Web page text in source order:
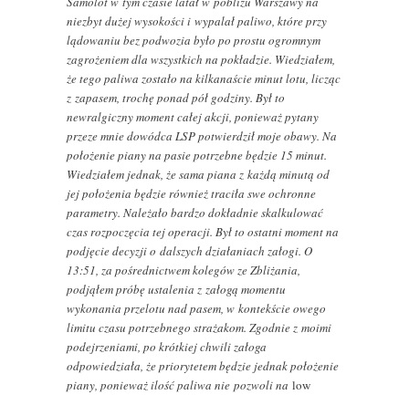
niezbyt dużej wysokości i wypalał paliwo, które przy
lądowaniu bez podwozia było po prostu ogromnym
zagrożeniem dla wszystkich na pokładzie. Wiedziałem,
że tego paliwa zostało na kilkanaście minut lotu, licząc
z zapasem, trochę ponad pół godziny. Był to
newralgiczny moment całej akcji, ponieważ pytany
przeze mnie dowódca LSP potwierdził moje obawy. Na
położenie piany na pasie potrzebne będzie 15 minut.
Wiedziałem jednak, że sama piana z każdą minutą od
jej położenia będzie również traciła swe ochronne
parametry. Należało bardzo dokładnie skalkulować
czas rozpoczęcia tej operacji. Był to ostatni moment na
podjęcie decyzji o dalszych działaniach załogi. O
13:51, za pośrednictwem kolegów ze Zbliżania,
podjąłem próbę ustalenia z załogą momentu
wykonania przelotu nad pasem, w kontekście owego
limitu czasu potrzebnego strażakom. Zgodnie z moimi
podejrzeniami, po krótkiej chwili załoga
odpowiedziała, że priorytetem będzie jednak położenie
piany, ponieważ ilość paliwa nie pozwoli nalow